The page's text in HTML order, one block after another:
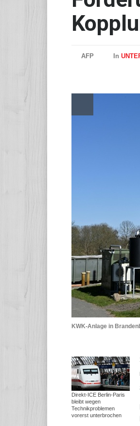
AFP In
KWK-Anlage in
Direkt-ICE Berlin-Paris
bleibt wegen
Technikproblemen
vorerst unterbrochen